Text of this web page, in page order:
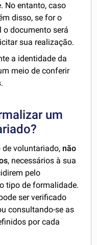
No entanto, caso
disso, se for o
o documento será
sua realização.
a identidade da
meio de conferir
um
voluntariado, não
, necessários à sua
pelo
tipo de formalidade.
ser verificado
consultando-se as
por cada